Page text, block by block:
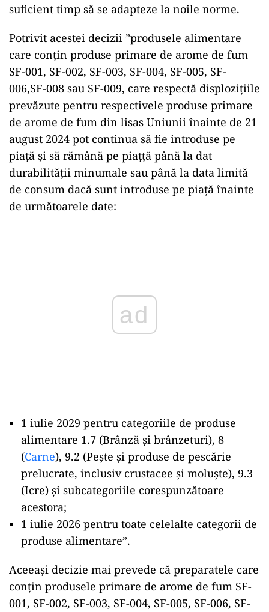
suficient timp să se adapteze la noile norme.
Potrivit acestei decizii ”produsele alimentare
care conțin produse primare de arome de fum
SF-001, SF-002, SF-003, SF-004, SF-005, SF-
006,SF-008 sau SF-009, care respectă displozițiile
prevăzute pentru respectivele produse primare
de arome de fum din lisas Uniunii înainte de 21
august 2024 pot continua să fie introduse pe
piață și să rămână pe piațță până la dat
durabilității minumale sau până la data limită
de consum dacă sunt introduse pe piață înainte
de următoarele date:
1 iulie 2029 pentru categoriile de produse
alimentare 1.7 (Brânză și brânzeturi), 8
(Carne), 9.2 (Pește și produse de pescărie
prelucrate, inclusiv crustacee și moluște), 9.3
(Icre) și subcategoriile corespunzătoare
acestora;
1 iulie 2026 pentru toate celelalte categorii de
produse alimentare”.
Aceeași decizie mai prevede că preparatele care
conțin produsele primare de arome de fum SF-
001, SF-002, SF-003, SF-004, SF-005, SF-006, SF-